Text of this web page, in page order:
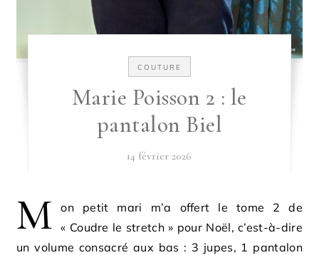
COUTURE
Marie Poisson 2 : le
pantalon Biel
14 février 2026
M
on petit mari m’a offert le tome 2 de
« Coudre le stretch » pour Noël, c’est-à-dire
un volume consacré aux bas : 3 jupes, 1 pantalon